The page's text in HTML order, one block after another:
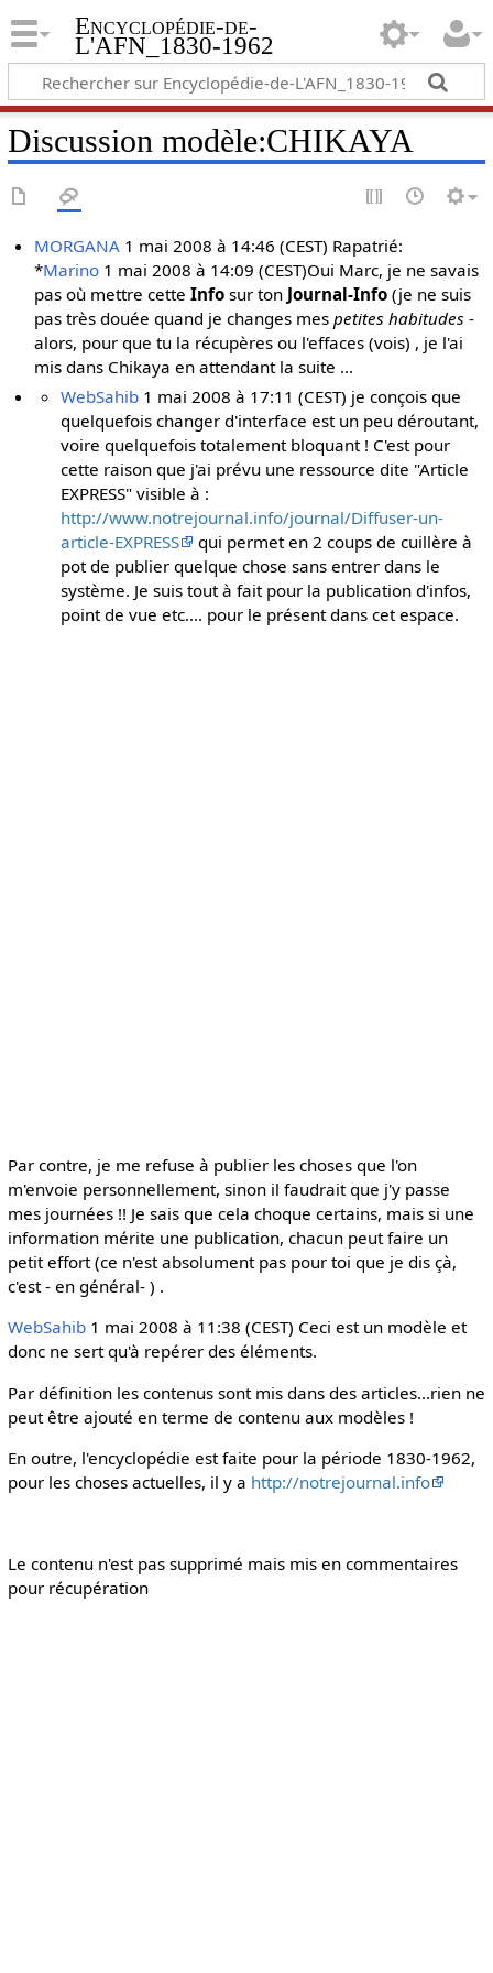
Encyclopédie-de-
L'AFN_1830-1962
Discussion modèle:CHIKAYA
MORGANA 1 mai 2008 à 14:46 (CEST) Rapatrié:
*Marino 1 mai 2008 à 14:09 (CEST)Oui Marc, je ne savais
pas où mettre cetteInfo sur ton Journal-Info (je ne suis
pas très douée quand je changes mespetites habitudes-
alors, pour que tu la récupères ou l'effaces (vois) , je l'ai
mis dans Chikaya en attendant la suite ...
WebSahib 1 mai 2008 à 17:11 (CEST) je conçois que
quelquefois changer d'interface est un peu déroutant,
voire quelquefois totalement bloquant ! C'est pour
cette raison que j'ai prévu une ressource dite "Article
EXPRESS" visible à :
http://www.notrejournal.info/journal/Diffuser-un-
article-EXPRESS
qui permet en 2 coups de cuillère à
pot de publier quelque chose sans entrer dans le
système. Je suis tout à fait pour la publication d'infos,
point de vue etc.... pour le présent dans cet espace.
Par contre, je me refuse à publier les choses que l'on
m'envoie personnellement, sinon il faudrait que j'y passe
mes journées !! Je sais que cela choque certains, mais si une
information mérite une publication, chacun peut faire un
petit effort (ce n'est absolument pas pour toi que je dis çà,
c'est - en général- ) .
WebSahib1 mai 2008 à 11:38 (CEST) Ceci est un modèle et
donc ne sert qu'à repérer des éléments.
Par définition les contenus sont mis dans des articles...rien ne
peut être ajouté en terme de contenu aux modèles !
En outre, l'encyclopédie est faite pour la période 1830-1962,
pour les choses actuelles, il y a http://notrejournal.info
Le contenu n'est pas supprimé mais mis en commentaires
pour récupération